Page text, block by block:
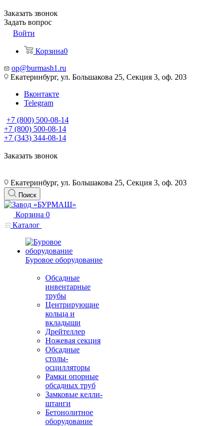
Заказать звонок
Задать вопрос
Войти
Корзина0
op@burmash1.ru
Екатеринбург, ул. Большакова 25, Секция 3, оф. 203
Вконтакте
Telegram
+7 (800) 500-08-14
+7 (800) 500-08-14
+7 (343) 344-08-14
Заказать звонок
Екатеринбург, ул. Большакова 25, Секция 3, оф. 203
Поиск
Корзина 0
Каталог
Буровое оборудование
Обсадные
инвентарные
трубы
Центрирующие
кольца и
вкладыши
Дрейтеллер
Ножевая секция
Обсадные
столы-
осцилляторы
Рамки опорные
обсадных труб
Замковые келли-
штанги
Бетонолитное
оборудование